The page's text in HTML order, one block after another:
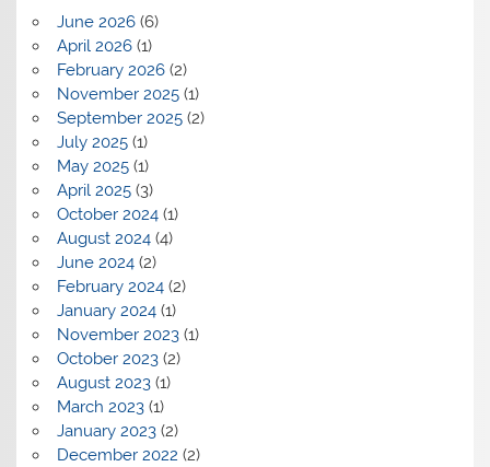
June 2026(6)
April 2026(1)
February 2026(2)
November 2025(1)
September 2025(2)
July 2025(1)
May 2025(1)
April 2025(3)
October 2024(1)
August 2024(4)
June 2024(2)
February 2024(2)
January 2024(1)
November 2023(1)
October 2023(2)
August 2023(1)
March 2023(1)
January 2023(2)
December 2022 (2)